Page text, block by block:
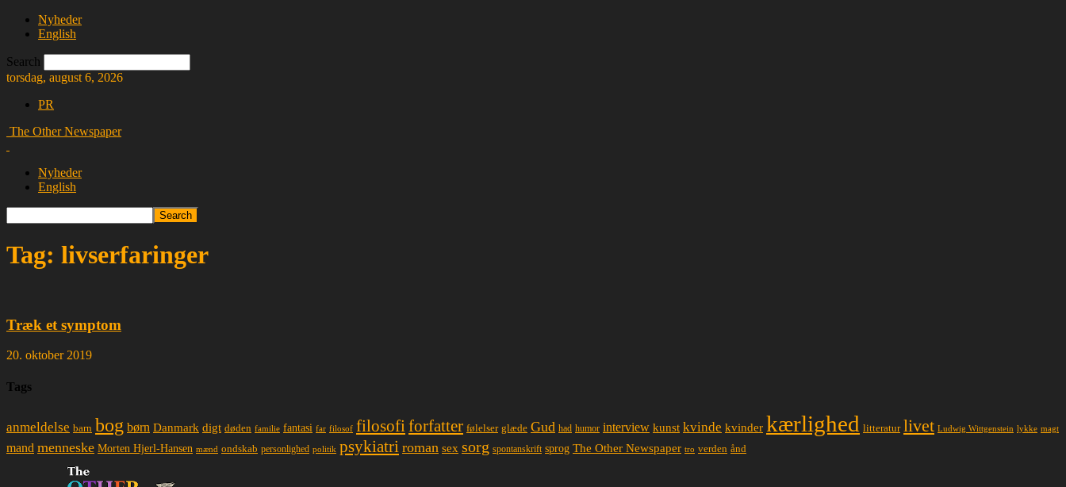
Nyheder
English
Search
torsdag, august 6, 2026
PR
The Other Newspaper
Nyheder
English
Tag: livserfaringer
Træk et symptom
20. oktober 2019
Tags
anmeldelse barn bog børn Danmark digt døden familie fantasi far filosof filosofi forfatter følelser glæde Gud had humor interview kunst kvinde kvinder kærlighed litteratur livet Ludwig Wittgenstein lykke magt
mand menneske Morten Hjerl-Hansen mænd ondskab personlighed politik psykiatri roman sex sorg spontanskrift sprog The Other Newspaper tro verden ånd